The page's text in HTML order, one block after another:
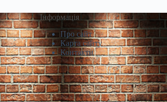
Інформація
Про сайт
Карта сайту
Контакти